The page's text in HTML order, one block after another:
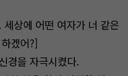
상에 어떤 여자가 너 같은
겠어?]
경을 자극시켰다.